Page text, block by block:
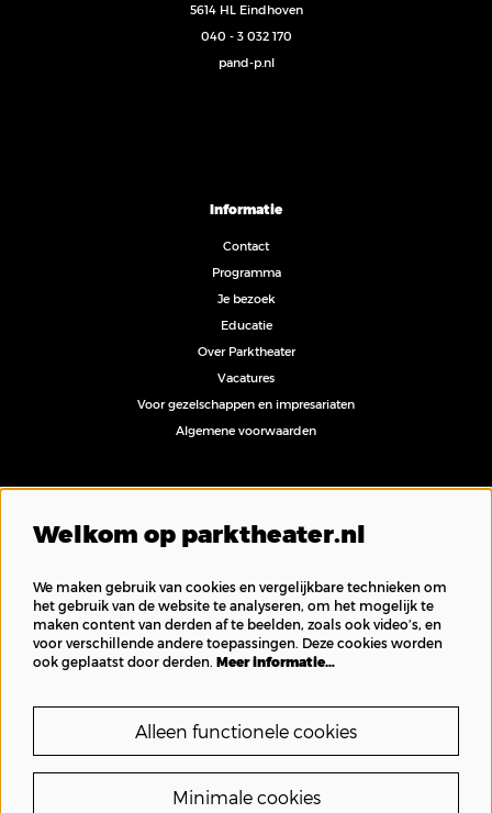
5614 HL Eindhoven
040 - 3 032 170
pand-p.nl
Informatie
Contact
Programma
Je bezoek
Educatie
Over Parktheater
Vacatures
Voor gezelschappen en impresariaten
Algemene voorwaarden
Inschrijven nieuwsbrief
Welkom op parktheater.nl
We maken gebruik van cookies en vergelijkbare technieken om
het gebruik van de website te analyseren, om het mogelijk te
maken content van derden af te beelden, zoals ook video’s, en
voor verschillende andere toepassingen. Deze cookies worden
ook geplaatst door derden. Meer informatie…
Alleen functionele cookies
Minimale cookies